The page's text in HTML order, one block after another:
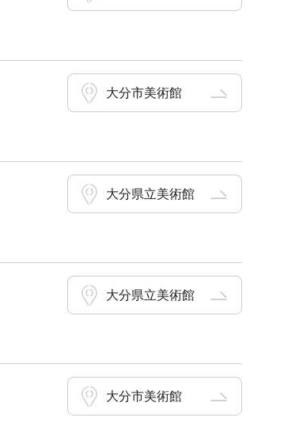
大分市美術館
大分県立美術館
大分県立美術館
大分市美術館